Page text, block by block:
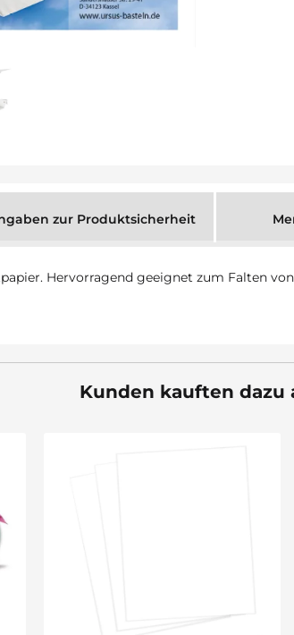
zur Produktsicherheit
Hervorragend geeignet zum Falten
Kunden kauften dazu